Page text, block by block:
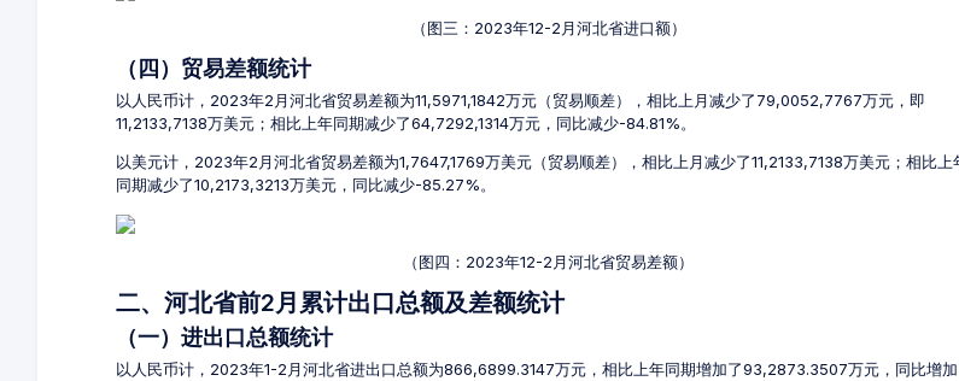
（图三：2023年12-2月河北省进口额）
（四）贸易差额统计
以人民币计，2023年2月河北省贸易差额为11,5971,1842万元（贸易顺差），相比上月减少了79,0052,7767万元，即
11,2133,7138万美元；相比上年同期减少了64,7292,1314万元，同比减少-84.81%。
以美元计，2023年2月河北省贸易差额为1,7647,1769万美元（贸易顺差），相比上月减少了11,2133,7138万美元；相比上
同期减少了10,2173,3213万美元，同比减少-85.27%。
（图四：2023年12-2月河北省贸易差额）
二、河北省前2月累计出口总额及差额统计
（一）进出口总额统计
以人民币计，2023年1-2月河北省进出口总额为866,6899.3147万元，相比上年同期增加了93,2873.3507万元，同比增加